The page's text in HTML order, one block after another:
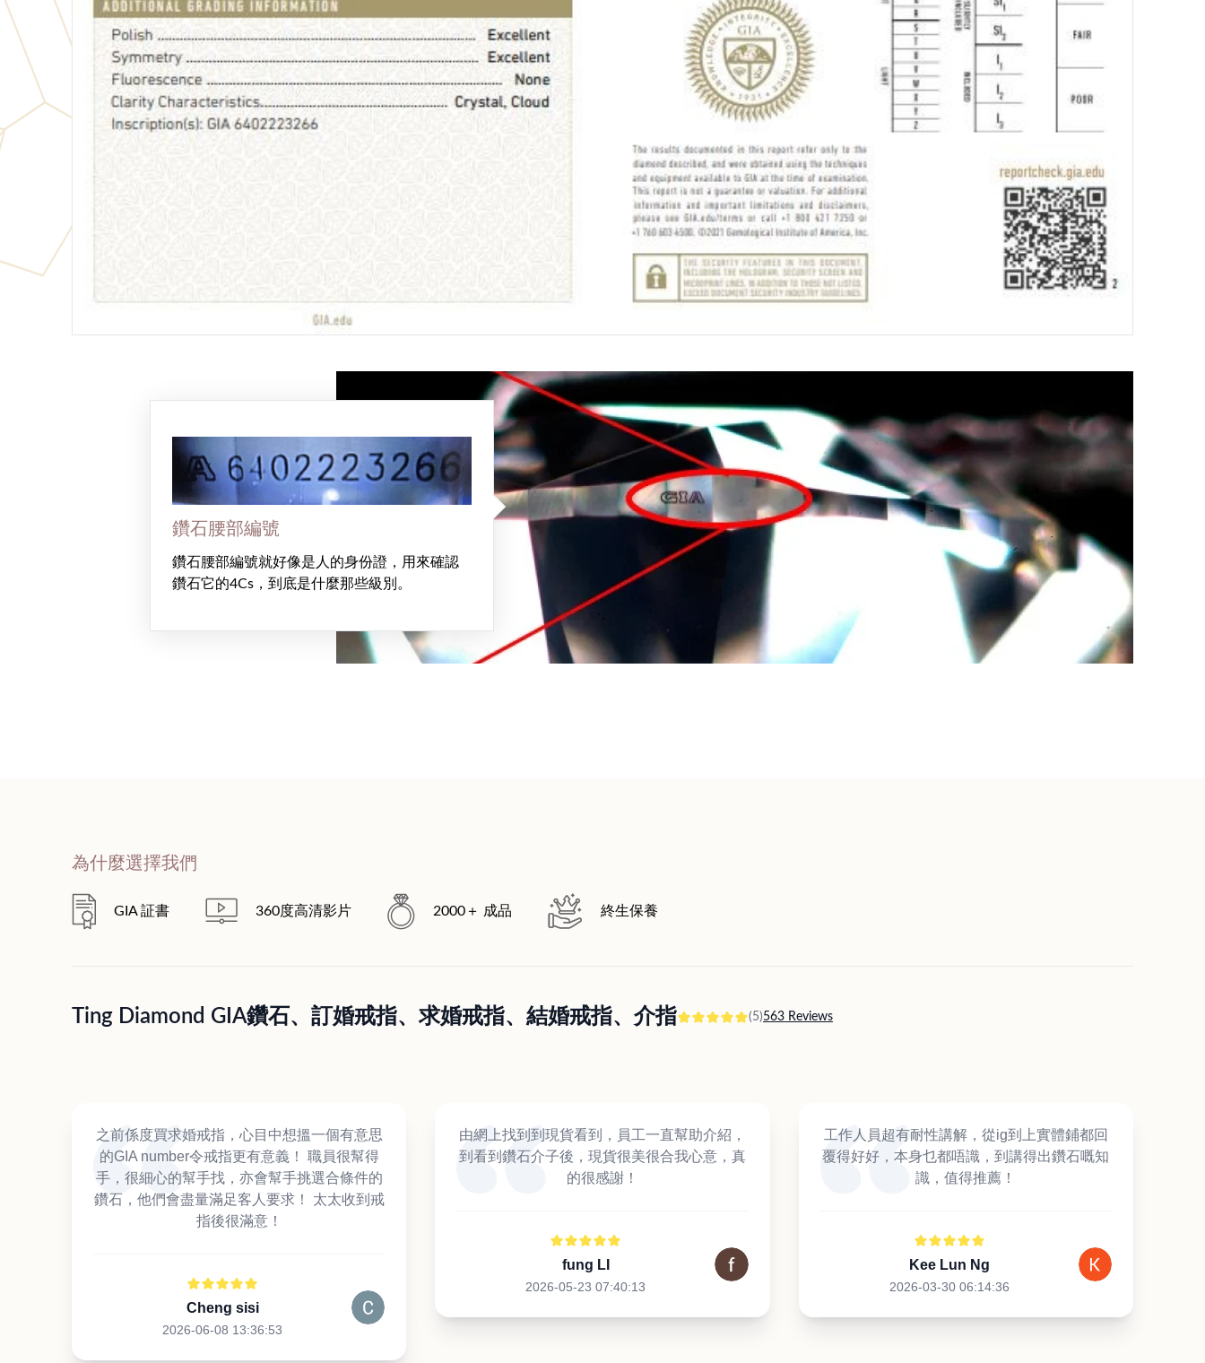
鑽石腰部編號
鑽石腰部編號就好像是人的身份證，用來確認
鑽石它的4Cs，到底是什麼那些級別。
為什麼選擇我們
GIA 証書 360度高清影片 2000＋ 成品 終生保養
Ting Diamond GIA鑽石、訂婚戒指、求婚戒指、結婚戒指、介指 (5)563 Reviews
之前係度買求婚戒指，心目中想搵一個有意思
的GIA number令戒指更有意義！ 職員很幫得
手，很細心的幫手找，亦會幫手挑選合條件的
鑽石，他們會盡量滿足客人要求！ 太太收到戒
指後很滿意！
Cheng sisi
2026-06-08 13:36:53
由網上找到到現貨看到，員工一直幫助介紹，
到看到鑽石介子後，現貨很美很合我心意，真
的很感謝！
fung LI
2026-05-23 07:40:13
工作人員超有耐性講解，從ig到上實體鋪都回
覆得好好，本身乜都唔識，到講得出鑽石嘅知
識，值得推薦！
Kee Lun Ng
2026-03-30 06:14:36